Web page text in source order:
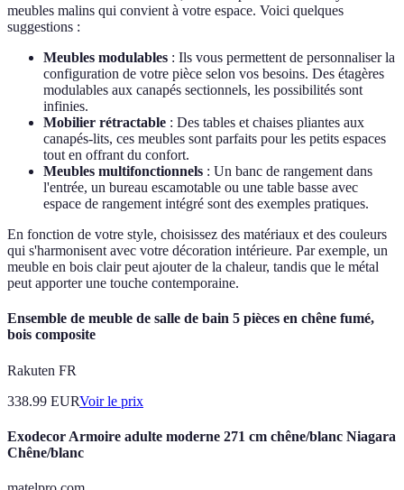
meubles malins qui convient à votre espace. Voici quelques
suggestions :
Meubles modulables : Ils vous permettent de personnaliser la
configuration de votre pièce selon vos besoins. Des étagères
modulables aux canapés sectionnels, les possibilités sont
infinies.
Mobilier rétractable : Des tables et chaises pliantes aux
canapés-lits, ces meubles sont parfaits pour les petits espaces
tout en offrant du confort.
Meubles multifonctionnels : Un banc de rangement dans
l'entrée, un bureau escamotable ou une table basse avec
espace de rangement intégré sont des exemples pratiques.
En fonction de votre style, choisissez des matériaux et des couleurs
qui s'harmonisent avec votre décoration intérieure. Par exemple, un
meuble en bois clair peut ajouter de la chaleur, tandis que le métal
peut apporter une touche contemporaine.
Ensemble de meuble de salle de bain 5 pièces en chêne fumé,
bois composite
Rakuten FR
338.99 EURVoir le prix
Exodecor Armoire adulte moderne 271 cm chêne/blanc Niagara
Chêne/blanc